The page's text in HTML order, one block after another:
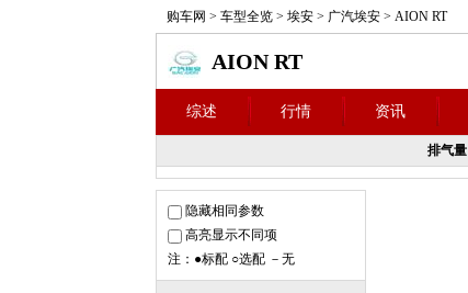
购车网 > 车型全览 > 埃安 > 广汽埃安 > AION RT
AION RT
综述 行情 资讯
排气量
隐藏相同参数
高亮显示不同项
注：●标配 ○选配 －无